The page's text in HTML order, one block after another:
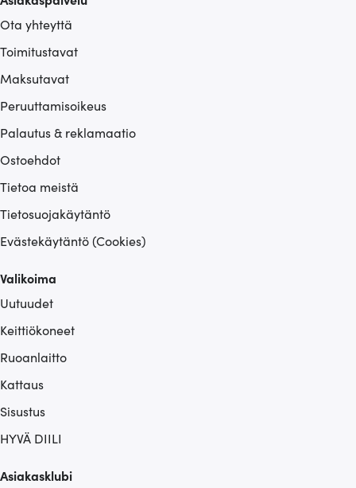
Ota yhteyttä
Toimitustavat
Maksutavat
Peruuttamisoikeus
Palautus & reklamaatio
Ostoehdot
Tietoa meistä
Tietosuojakäytäntö
Evästekäytäntö (Cookies)
Valikoima
Uutuudet
Keittiökoneet
Ruoanlaitto
Kattaus
Sisustus
HYVÄ DIILI
Asiakasklubi